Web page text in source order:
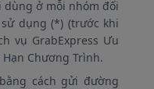
dùng ở mỗi nhóm đối
dụng (*) (trước khi
vụ GrabExpress Ưu
Chương Trình.
cách gửi đường